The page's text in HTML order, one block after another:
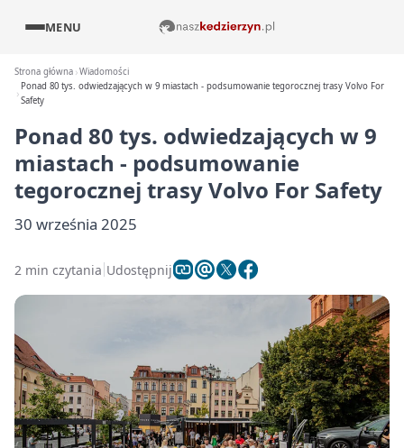
MENU
Strona główna Wiadomości
Ponad 80 tys. odwiedzających w 9 miastach - podsumowanie tegorocznej trasy Volvo For
Safety
Ponad 80 tys. odwiedzających w 9
miastach - podsumowanie
tegorocznej trasy Volvo For Safety
30 września 2025
2 min czytania Udostępnij